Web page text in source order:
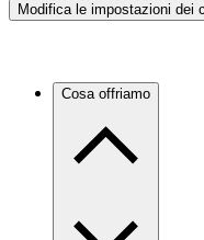
Modifica le impostazioni dei
Cosa offriamo